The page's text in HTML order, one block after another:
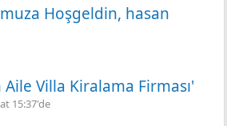
Hoşgeldin, hasan
Villa Kiralama Firması'
15:37'de